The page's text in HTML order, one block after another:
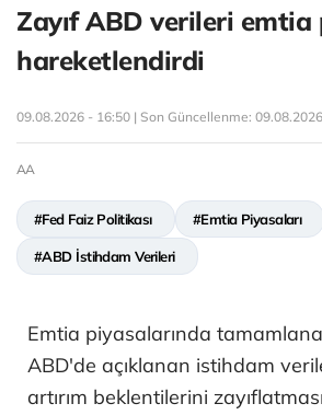
Zayıf ABD verileri emtia
hareketlendirdi
09.08.2026 - 16:50 | Son Güncellenme:
AA
#Fed Faiz Politikası #Emtia Piyasaları
#ABD İstihdam Verileri
Emtia piyasalarında
ABD'de açıklanan istihdam
artırım beklentilerini